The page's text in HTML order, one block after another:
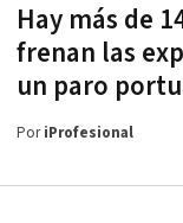
Hay más de
frenan las
un paro
PoriProfesional